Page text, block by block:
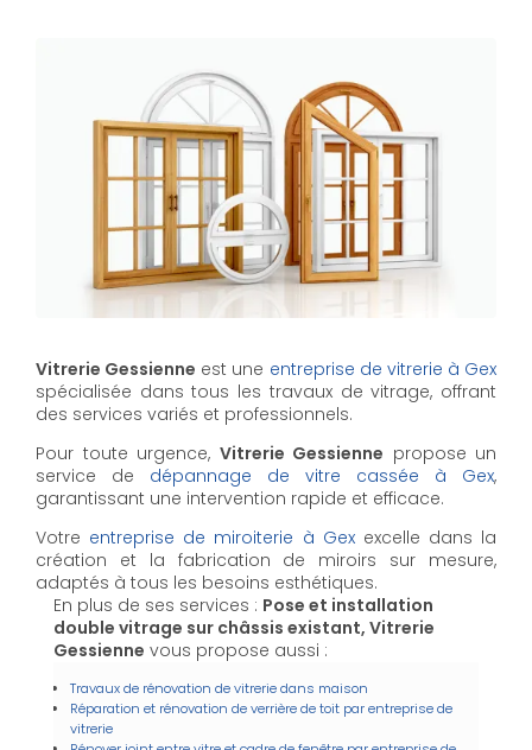
Vitrerie Gessienne est une entreprise de vitrerie à Gex
spécialisée dans tous les travaux de vitrage, offrant
des services variés et professionnels.
Pour toute urgence, Vitrerie Gessienne propose un
service de dépannage de vitre cassée à Gex,
garantissant une intervention rapide et efficace.
Votre entreprise de miroiterie à Gexexcelle dans la
création et la fabrication de miroirs sur mesure,
adaptés à tous les besoins esthétiques.
En plus de ses services : Pose et installation
double vitrage sur châssis existant, Vitrerie
Gessienne vous propose aussi :
Travaux de rénovation de vitrerie dans maison
Réparation et rénovation de verrière de toit par entreprise de
vitrerie